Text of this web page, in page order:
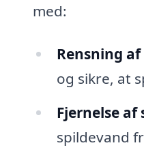
med:
Rensning
og sikre, at
Fjernelse af
spildevand